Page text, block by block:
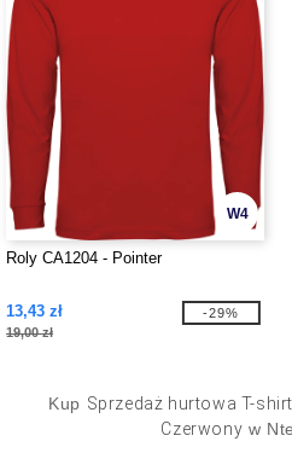
W4
Roly CA1204 - Pointer
13,43 zł
19,00 zł
-29%
Kup Sprzedaż hurtowa T-
Czerwony w